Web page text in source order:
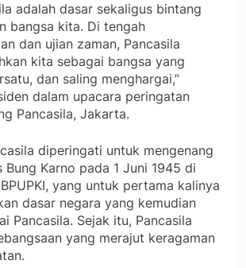
adalah dasar sekaligus bintang
bangsa kita. Di tengah
dan ujian zaman, Pancasila
kita sebagai bangsa yang
dan saling menghargai,”
dalam upacara peringatan
Pancasila, Jakarta.
diperingati untuk mengenang
Karno pada 1 Juni 1945 di
yang untuk pertama kalinya
dasar negara yang kemudian
Pancasila. Sejak itu, Pancasila
yang merajut keragaman